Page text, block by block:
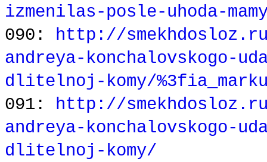
izmenilas-posle-uhoda-
090: http://
andreya-konchalovskogo-
dlitelnoj-komy/
091: http://
andreya-konchalovskogo-
dlitelnoj-komy/